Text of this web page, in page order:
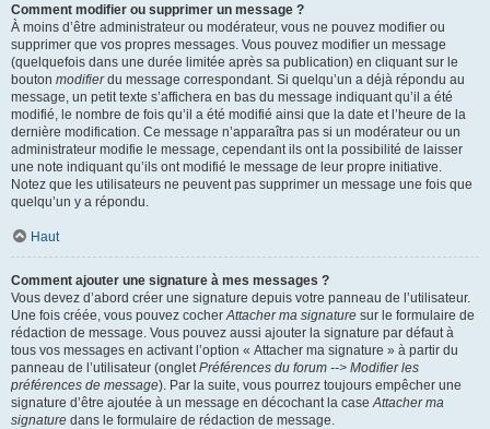
Comment modifier ou supprimer un message ?
À moins d’être administrateur ou modérateur, vous ne pouvez modifier ou
supprimer que vos propres messages. Vous pouvez modifier un message
(quelquefois dans une durée limitée après sa publication) en cliquant sur le
bouton modifierdu message correspondant. Si quelqu’un a déjà répondu au
message, un petit texte s’affichera en bas du message indiquant qu’il a été
modifié, le nombre de fois qu’il a été modifié ainsi que la date et l’heure de la
dernière modification. Ce message n’apparaîtra pas si un modérateur ou un
administrateur modifie le message, cependant ils ont la possibilité de laisser
une note indiquant qu’ils ont modifié le message de leur propre initiative.
Notez que les utilisateurs ne peuvent pas supprimer un message une fois que
quelqu’un y a répondu.
Haut
Comment ajouter une signature à mes messages ?
Vous devez d’abord créer une signature depuis votre panneau de l’utilisateur.
Une fois créée, vous pouvez cocher Attacher ma signature sur le formulaire de
rédaction de message. Vous pouvez aussi ajouter la signature par défaut à
tous vos messages en activant l’option « Attacher ma signature » à partir du
panneau de l’utilisateur (onglet Préférences du forum --> Modifier les
préférences de message). Par la suite, vous pourrez toujours empêcher une
signature d’être ajoutée à un message en décochant la case Attacher ma
signature dans le formulaire de rédaction de message.